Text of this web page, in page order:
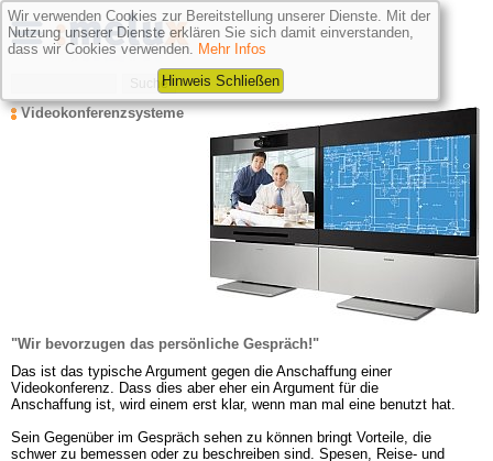
Videokonferenzsysteme
"Wir bevorzugen das persönliche Gespräch!"
Das ist das typische Argument gegen die Anschaffung einer
Videokonferenz. Dass dies aber eher ein Argument für die
Anschaffung ist, wird einem erst klar, wenn man mal eine benutzt hat.
Sein Gegenüber im Gespräch sehen zu können bringt Vorteile, die
schwer zu bemessen oder zu beschreiben sind. Spesen, Reise- und
Wir verwenden Cookies zur Bereitstellung unserer Dienste. Mit der
Nutzung unserer Dienste erklären Sie sich damit einverstanden,
dass wir Cookies verwenden. Mehr Infos
Hinweis Schließen